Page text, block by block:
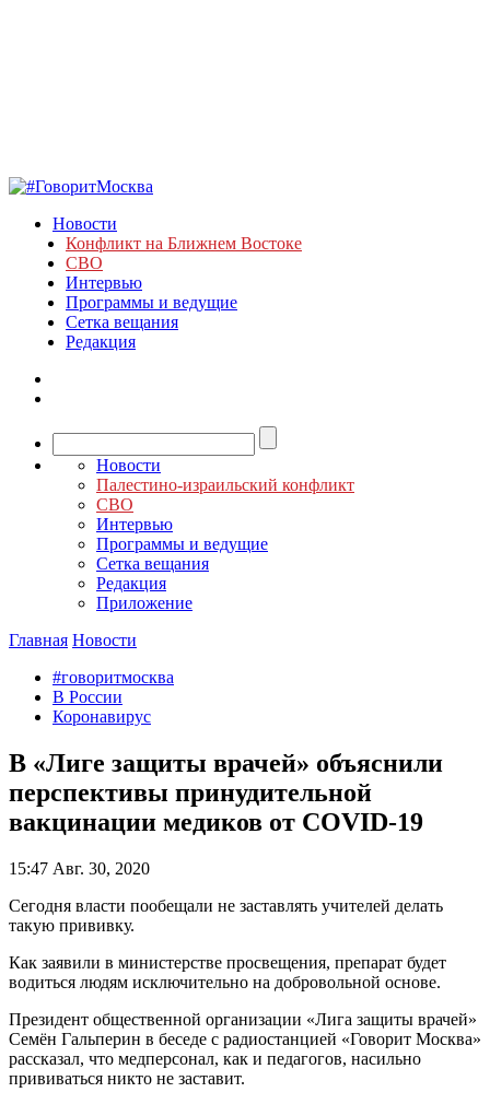
Новости
Конфликт на Ближнем Востоке
СВО
Интервью
Программы и ведущие
Сетка вещания
Редакция
Новости
Палестино-израильский конфликт
СВО
Интервью
Программы и ведущие
Сетка вещания
Редакция
Приложение
Главная Новости
#говоритмосква
В России
Коронавирус
В «Лиге защиты врачей» объяснили
перспективы принудительной
вакцинации медиков от COVID-19
15:47 Авг. 30, 2020
Сегодня власти пообещали не заставлять учителей делать
такую прививку.
Как заявили в министерстве просвещения, препарат будет
водиться людям исключительно на добровольной основе.
Президент общественной организации «Лига защиты врачей»
Семён Гальперин в беседе с радиостанцией «Говорит Москва»
рассказал, что медперсонал, как и педагогов, насильно
прививаться никто не заставит.